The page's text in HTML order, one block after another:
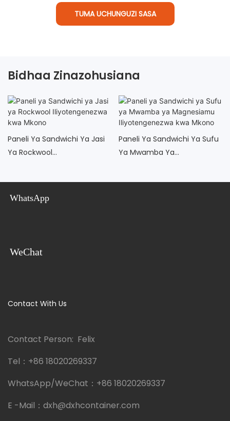
TUMA UCHUNGUZI SASA
Bidhaa Zinazohusiana
Paneli Ya Sandwichi Ya Jasi
Ya Rockwool
Paneli Ya Sandwichi Ya Sufu
Ya Mwamba Ya
WhatsApp
WeChat
Contact With Us
Contact Person: Felix
Tel： +86 18020269337
WhatsApp/WeChat： +86 18020269337
E -Mail： dxh@dxhcontainer.com